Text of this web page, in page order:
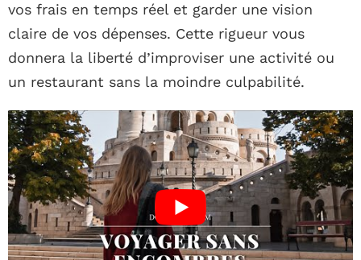
vos frais en temps réel et garder une vision
claire de vos dépenses. Cette rigueur vous
donnera la liberté d’improviser une activité ou
un restaurant sans la moindre culpabilité.